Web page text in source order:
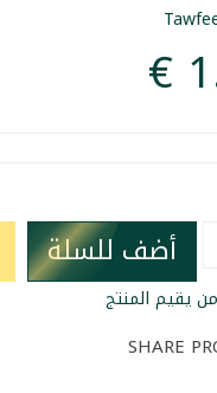
أضف للسلة
يقيم المنتج
SHARE